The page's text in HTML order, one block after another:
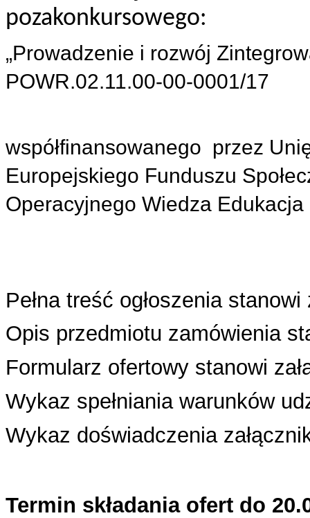
pozakonkursowego:
„Prowadzenie i rozwój
POWR.02.11.00-00-0001/17
współfinansowanego przez
Europejskiego Funduszu
Operacyjnego Wiedza Edukacja
Pełna treść ogłoszenia stanowi
Opis przedmiotu zamówienia
Formularz ofertowy stanowi
Wykaz spełniania warunków
Wykaz doświadczenia
Termin składania ofert do